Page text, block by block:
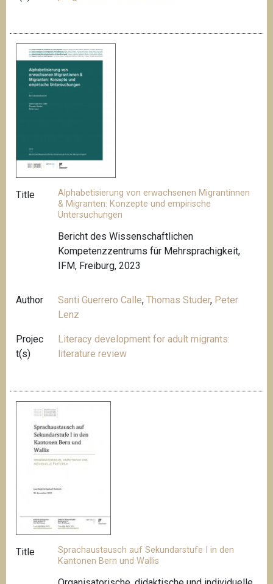
Title
Alphabetisierung von erwachsenen Migrantinnen
& Migranten: Konzepte und empirische
Untersuchungen
Bericht des Wissenschaftlichen
Kompetenzzentrums für Mehrsprachigkeit,
IFM, Freiburg, 2023
Author Santi Guerrero Calle,Thomas Studer, Peter
Lenz
Projec
t(s)
Literacy development for adult migrants:
literature review
Title
Sprachaustausch auf Sekundarstufe I in den
Kantonen Bern und Wallis